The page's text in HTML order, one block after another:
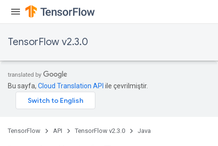
TensorFlow v2.3.0
Bu sayfa, Cloud Translation API ile çevrilmiştir.
TensorFlow API TensorFlow v2.3.0 Java